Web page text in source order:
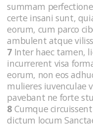
summam
certe insani sunt,
eorum, cum parco
ambulent atque
7 Inter haec tamen,
incurrerent visa
eorum, non eos
mulieres iuvenculae
pavebant ne forte
8 Cumque
dictum locum